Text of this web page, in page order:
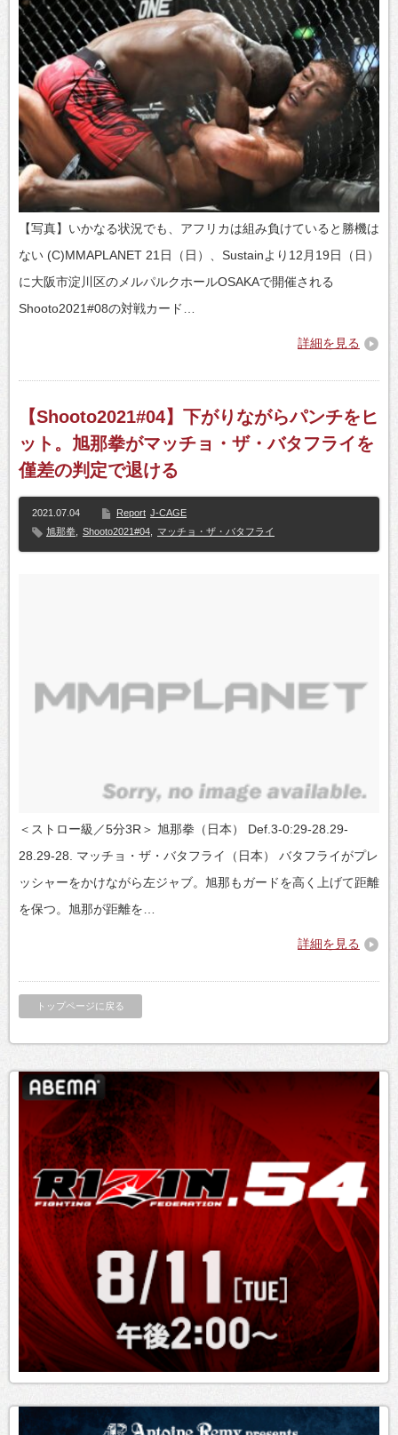
【写真】いかなる状況でも、アフリカは組み負けていると勝機は
ない (C)MMAPLANET 21日（日）、Sustainより12月19日（日）
に大阪市淀川区のメルパルクホールOSAKAで開催される
Shooto2021#08の対戦カード…
詳細を見る
【Shooto2021#04】下がりながらパンチをヒ
ット。旭那拳がマッチョ・ザ・バタフライを
僅差の判定で退ける
2021.07.04 Report J-CAGE
旭那拳
Shooto2021#04 マッチョ・ザ・バタフライ
＜ストロー級／5分3R＞ 旭那拳（日本） Def.3-0:29-28.29-
28.29-28. マッチョ・ザ・バタフライ（日本） バタフライがプレ
ッシャーをかけながら左ジャブ。旭那もガードを高く上げて距離
を保つ。旭那が距離を…
詳細を見る
トップページに戻る